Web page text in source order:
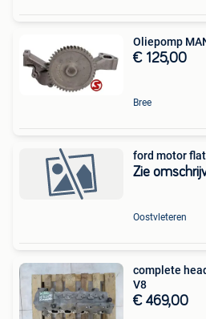
Oliepomp
€ 125,00
Bree
ford motor
Zie
Oostvleteren
complete
V8
€ 469,00